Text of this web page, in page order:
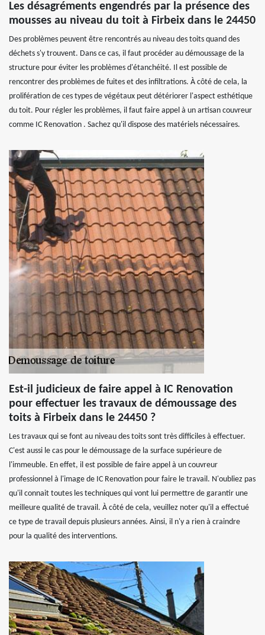
Les désagréments engendrés par la présence des
mousses au niveau du toit à Firbeix dans le 24450
Des problèmes peuvent être rencontrés au niveau des toits quand des
déchets s'y trouvent. Dans ce cas, il faut procéder au démoussage de la
structure pour éviter les problèmes d'étanchéité. Il est possible de
rencontrer des problèmes de fuites et des infiltrations. À côté de cela, la
prolifération de ces types de végétaux peut détériorer l'aspect esthétique
du toit. Pour régler les problèmes, il faut faire appel à un artisan couvreur
comme IC Renovation . Sachez qu'il dispose des matériels nécessaires.
Est-il judicieux de faire appel à IC Renovation
pour effectuer les travaux de démoussage des
toits à Firbeix dans le 24450 ?
Les travaux qui se font au niveau des toits sont très difficiles à effectuer.
C'est aussi le cas pour le démoussage de la surface supérieure de
l'immeuble. En effet, il est possible de faire appel à un couvreur
professionnel à l'image de IC Renovation pour faire le travail. N'oubliez pas
qu'il connait toutes les techniques qui vont lui permettre de garantir une
meilleure qualité de travail. À côté de cela, veuillez noter qu'il a effectué
ce type de travail depuis plusieurs années. Ainsi, il n'y a rien à craindre
pour la qualité des interventions.